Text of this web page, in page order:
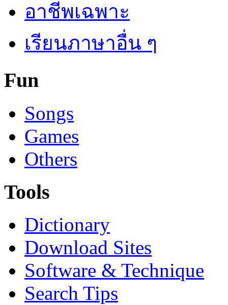
อาชีพเฉพาะ
เรียนภาษาอื่น ๆ
Fun
Songs
Games
Others
Tools
Dictionary
Download Sites
Software & Technique
Search Tips